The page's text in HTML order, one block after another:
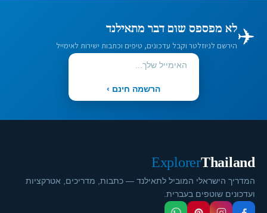
✈️לא מפספס שום דבר מתאילנד
הירשם לניוזלטר וקבל עדכונים, טיפים וכתבות ישירות לאימייל
הרשמה חינם ›
Thailand
Explorer
המדריך הישראלי המוביל לתאילנד — כתבות, מדריכים, אטרקציות
ועדכונים שוטפים בעברית.